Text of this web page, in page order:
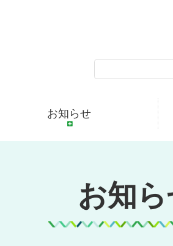
お知らせ
お知